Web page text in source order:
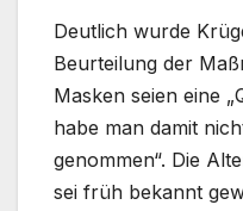
Deutlich wurde
Beurteilung der
Masken seien eine
habe man damit
genommen“. Die
sei früh bekannt